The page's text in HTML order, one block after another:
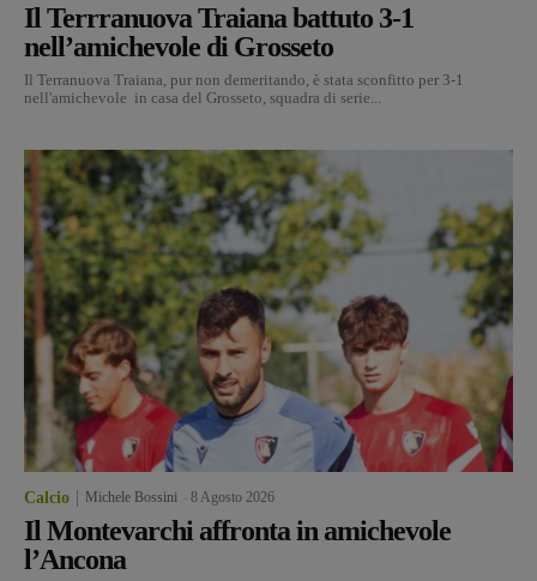
Il Terrranuova Traiana battuto 3-1
nell’amichevole di Grosseto
Il Terranuova Traiana, pur non demeritando, è stata sconfitto per 3-1
nell'amichevole in casa del Grosseto, squadra di serie...
Calcio Michele Bossini 8 Agosto 2026
Il Montevarchi affronta in amichevole
l’Ancona